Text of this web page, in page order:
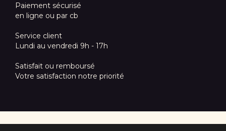
Paiement sécurisé
en ligne ou par cb
Service client
Lundi au vendredi 9h - 17h
Satisfait ou remboursé
Votre satisfaction notre priorité